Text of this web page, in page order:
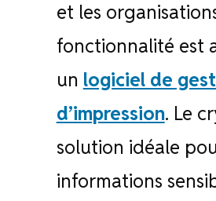
et les
fonctionnalité est
un logiciel de
d’impression. Le
solution idéale
informations